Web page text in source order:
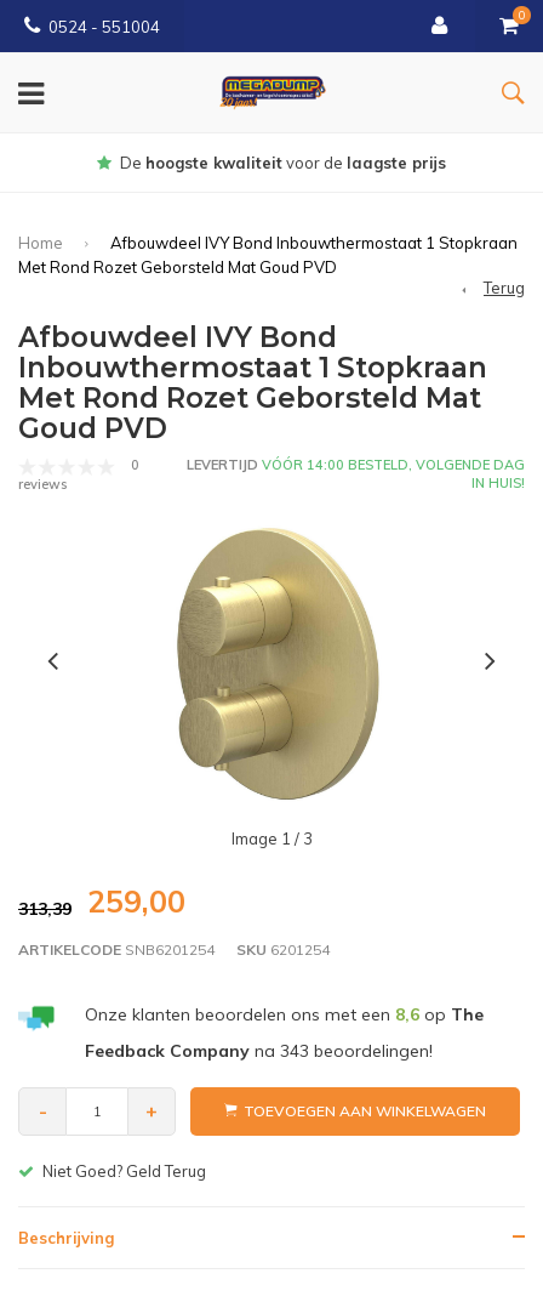
0524 - 551004
0
Gratisbezorgd vanaf €150
Home
Afbouwdeel IVY Bond Inbouwthermostaat 1 Stopkraan
Met Rond Rozet Geborsteld Mat Goud PVD
Terug
Afbouwdeel IVY Bond
Inbouwthermostaat 1 Stopkraan
Met Rond Rozet Geborsteld Mat
Goud PVD
0
reviews
LEVERTIJD VÓÓR 14:00 BESTELD, VOLGENDE DAG
IN HUIS!
Image 1 / 3
313,39 259,00
ARTIKELCODE SNB6201254 SKU 6201254
Onze klanten beoordelen ons met een 8,6op The
Feedback Companyna 343 beoordelingen!
- + TOEVOEGEN AAN WINKELWAGEN
Gratis bezorgen v.a. € 150,-(NL)
Beschrijving